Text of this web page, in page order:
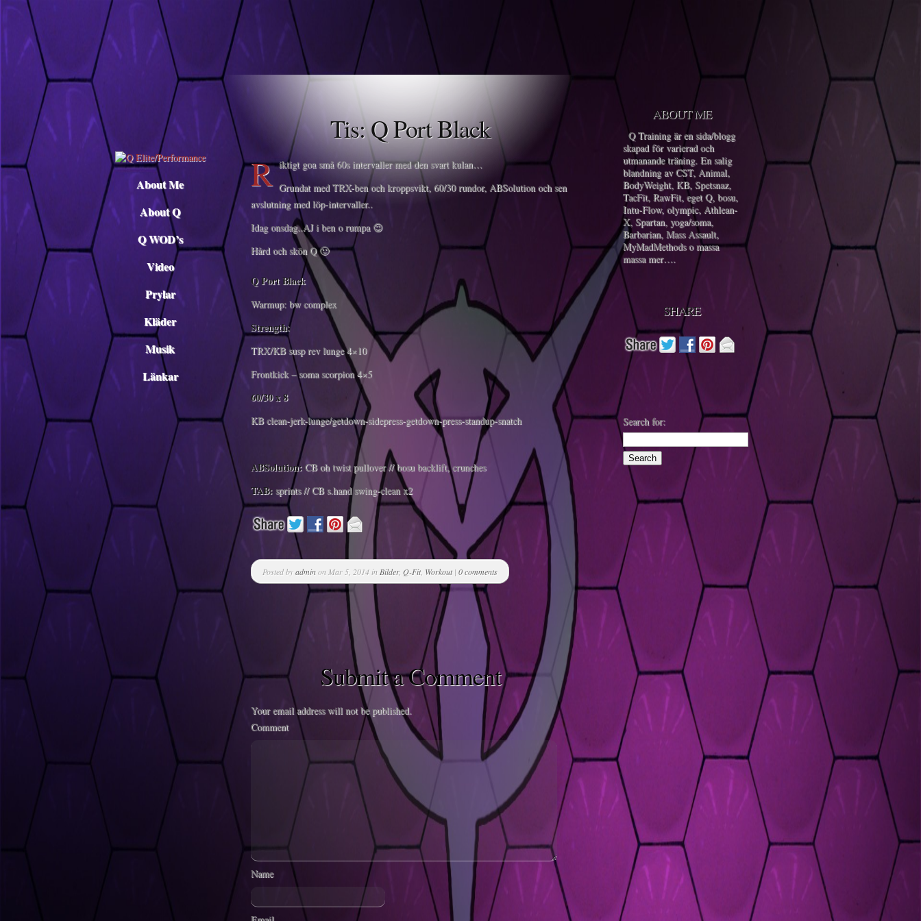
Descargar musica
About Me
About Q
Q WOD’s
Video
Prylar
Kläder
Musik
Länkar
Tis: Q Port Black
R iktigt goa små 60s intervaller med den svart kulan…
Grundat med TRX-ben och kroppsvikt, 60/30 rundor, ABSolution och sen
avslutning med löp-intervaller..
Idag onsdag..AJ i ben o rumpa 😉
Hård och skön Q 🙂
Q Port Black
Warmup: bw complex
Strength:
TRX/KB susp rev lunge 4×10
Frontkick – soma scorpion 4×5
60/30 x 8
KB clean-jerk-lunge/getdown-sidepress-getdown-press-standup-snatch
ABSolution: CB oh twist pullover // bosu backlift, crunches
TAB: sprints // CB s.hand swing-clean x2
Posted byadminon Mar 5, 2014 in Bilder, Q-Fit, Workout| 0 comments
Submit a Comment
Your email address will not be published.
Comment
Name
ABOUT ME
Q Training är en sida/blogg
skapad för varierad och
utmanande träning. En salig
blandning av CST, Animal,
BodyWeight, KB, Spetsnaz,
TacFit, RawFit, eget Q, bosu,
Intu-Flow, olympic, Athlean-
X, Spartan, yoga/soma,
Barbarian, Mass Assault,
MyMadMethods o massa
massa mer….
SHARE
Search for: